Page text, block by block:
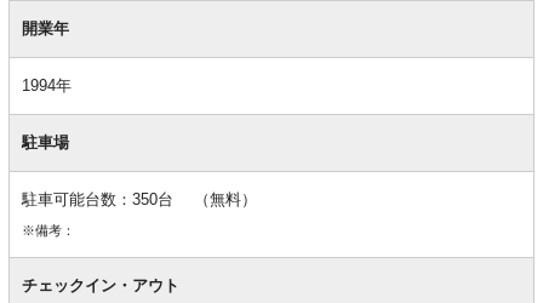
開業年
1994年
駐車場
駐車可能台数：350台 （無料）
※備考：
チェックイン・アウト